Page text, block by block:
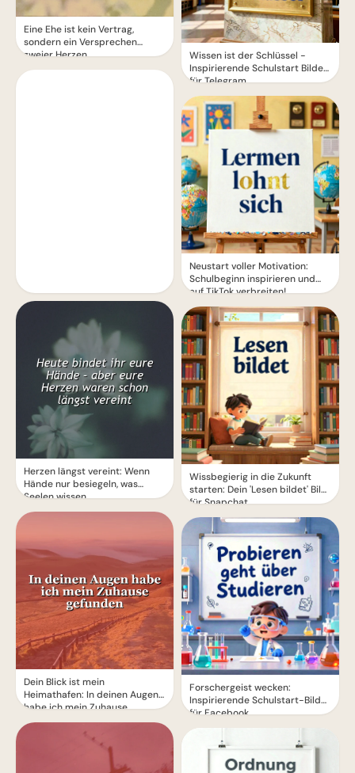
Eine Ehe ist kein Vertrag,
sondern ein Versprechen
zweier Herzen
Herzen längst vereint: Wenn
Hände nur besiegeln, was
Seelen wissen.
Dein Blick ist mein
Heimathafen: In deinen Augen
habe ich mein Zuhause
gefunden
Wissen ist der Schlüssel -
Inspirierende Schulstart Bilder
für Telegram
Neustart voller Motivation:
Schulbeginn inspirieren und
auf TikTok verbreiten!
Wissbegierig in die Zukunft
starten: Dein 'Lesen bildet' Bild
für Snapchat
Forschergeist wecken:
Inspirierende Schulstart-Bilder
für Facebook